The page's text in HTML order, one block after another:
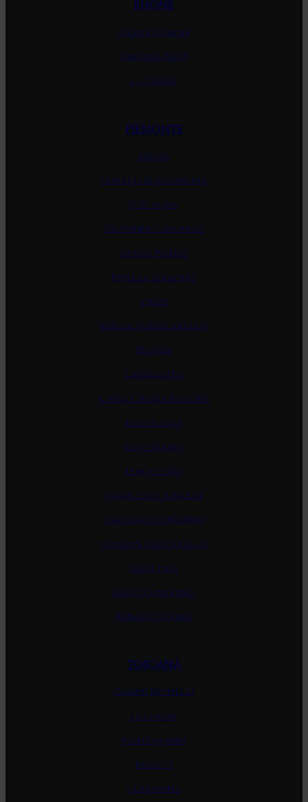
RHONE
Pierre Gonon
Vincent Paris
J. L. Chave
PIEMONTE
Azelia
Fratelli Alessandria
G. D. Vajra
Giovanni Canonica
Guido Porro
Rivella Serafino
Vietti
Bartolo Mascarello
Brovia
Cavallotto
E. Pira Chiara Boschis
Elio Altare
Elio Grasso
Fenocchio
Francesco Rinaldi
Giacomo Conterno
Giuseppe Mascarello
Luigi Pira
Nervi Conterno
Renato Corino
TOSCANA
Gianni Brunelli
Le Chiuse
Mastrojanni
Baricci
Cerbaiona